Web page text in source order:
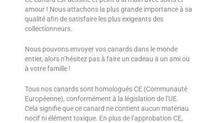
amour ! Nous attachons la plus grande importance à sa
qualité afin de satisfaire les plus exigeants des
collectionneurs.
Nous pouvons envoyer vos canards dans le monde
entier, alors n’hésitez pas à faire un cadeau à un ami ou
à votre famille !
Tous nos canards sont homologués CE (Communauté
Européenne), conformément à la législation de l’UE.
Cela signifie que ce canard ne contient aucun matériau
nocif ni élément toxique. En plus de l’approbation CE,